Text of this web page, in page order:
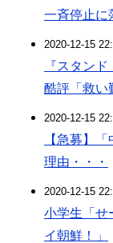
一斉停止に
2020-12-15
『スタン
酷評「救い
2020-12-15
【急募】
理由・・・
2020-12-15
小学生「せ
イ朝鮮！」